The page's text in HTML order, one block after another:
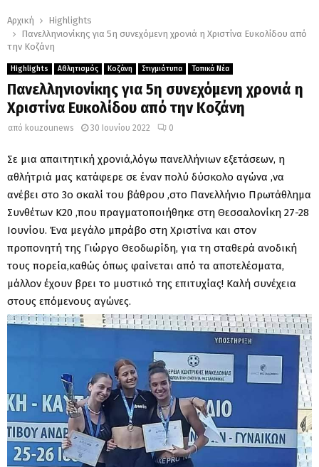
Αρχική
Highlights
Πανελληνιονίκης για 5η συνεχόμενη χρονιά η Χριστίνα Ευκολίδου από
την Κοζάνη
Highlights Αθλητισμός Κοζάνη Στιγμιότυπα Τοπικά Νέα
Πανελληνιονίκης για 5η συνεχόμενη χρονιά η
Χριστίνα Ευκολίδου από την Κοζάνη
από kouzounews 30 Ιουνίου 2022 0
Σε μια απαιτητική χρονιά,λόγω πανελλήνιων εξετάσεων, η
αθλήτριά μας κατάφερε σε έναν πολύ δύσκολο αγώνα ,να
ανέβει στο 3ο σκαλί του βάθρου ,στο Πανελλήνιο Πρωτάθλημα
Συνθέτων Κ20 ,που πραγματοποιήθηκε στη Θεσσαλονίκη 27-28
Ιουνίου. Ένα μεγάλο μπράβο στη Χριστίνα και στον
προπονητή της Γιώργο Θεοδωρίδη, για τη σταθερά ανοδική
τους πορεία,καθώς όπως φαίνεται από τα αποτελέσματα,
μάλλον έχουν βρει το μυστικό της επιτυχίας! Καλή συνέχεια
στους επόμενους αγώνες.